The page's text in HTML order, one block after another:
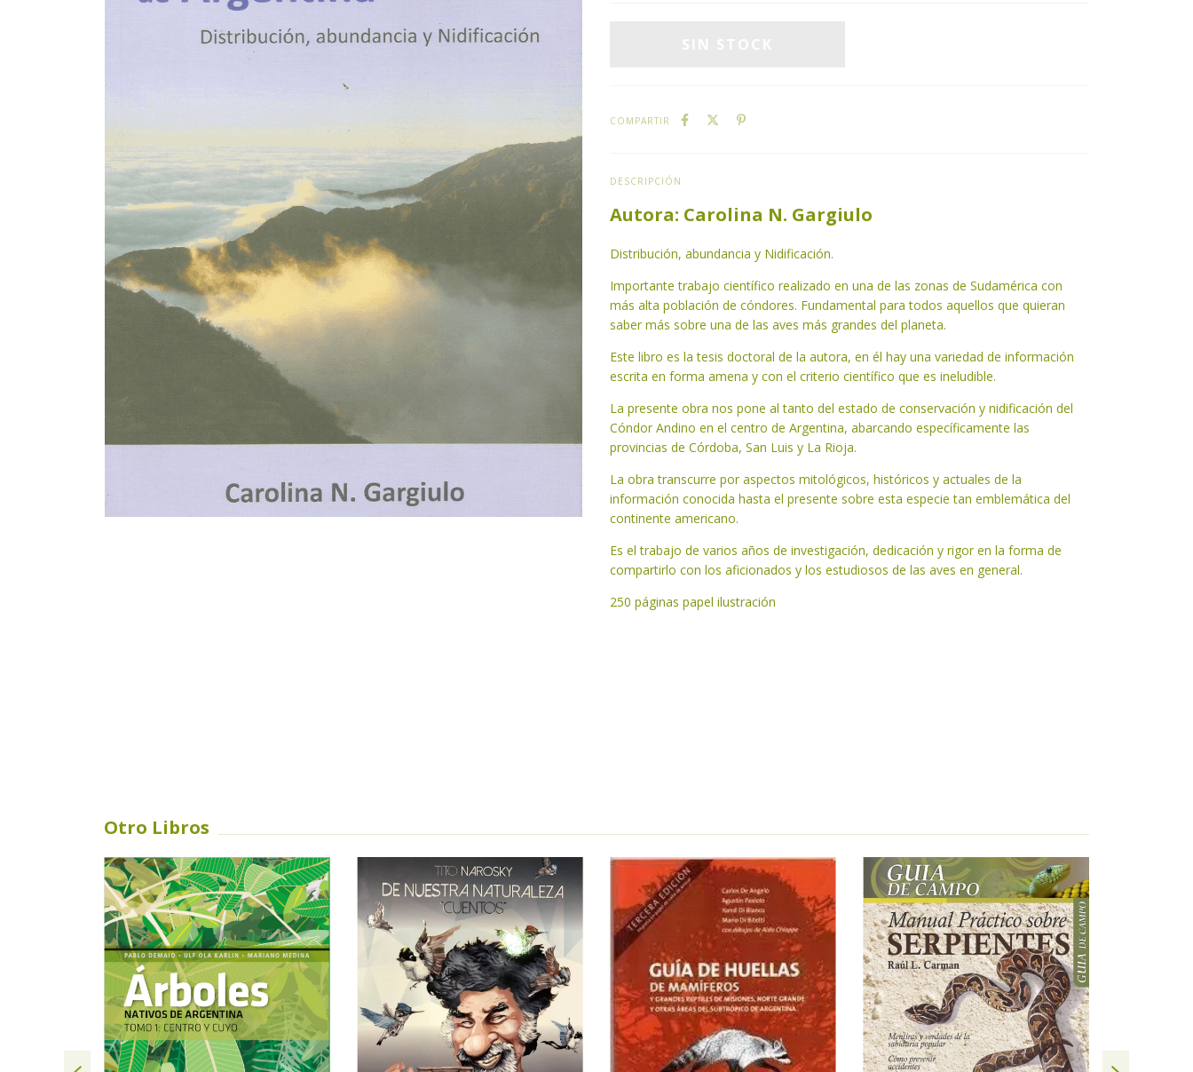
COMPARTIR
DESCRIPCIÓN
Autora: Carolina N. Gargiulo
Distribución, abundancia y Nidificación.
Importante trabajo científico realizado en una de las zonas de Sudamérica con
más alta población de cóndores. Fundamental para todos aquellos que quieran
saber más sobre una de las aves más grandes del planeta.
Este libro es la tesis doctoral de la autora, en él hay una variedad de información
escrita en forma amena y con el criterio científico que es ineludible.
La presente obra nos pone al tanto del estado de conservación y nidificación del
Cóndor Andino en el centro de Argentina, abarcando específicamente las
provincias de Córdoba, San Luis y La Rioja.
La obra transcurre por aspectos mitológicos, históricos y actuales de la
información conocida hasta el presente sobre esta especie tan emblemática del
continente americano.
Es el trabajo de varios años de investigación, dedicación y rigor en la forma de
compartirlo con los aficionados y los estudiosos de las aves en general.
250 páginas papel ilustración
Otro Libros